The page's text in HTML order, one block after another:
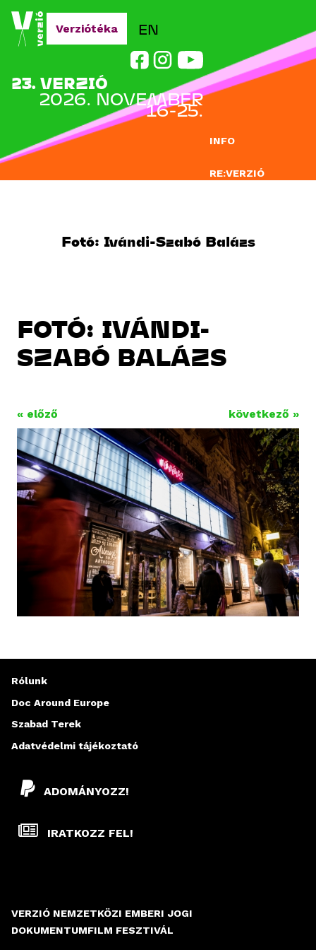
Jump to navigation
INFO
RE:VERZIÓ
EN
23. VERZIÓ
2026. NOVEMBER
16-25.
Verziótéka
Fotó: Ivándi-Szabó Balázs
FOTÓ: IVÁNDI-
SZABÓ BALÁZS
« előző következő »
VERZIÓ NEMZETKÖZI EMBERI JOGI
DOKUMENTUMFILM FESZTIVÁL
ADOMÁNYOZZ!
IRATKOZZ FEL!
Rólunk
Doc Around Europe
Szabad Terek
Adatvédelmi tájékoztató